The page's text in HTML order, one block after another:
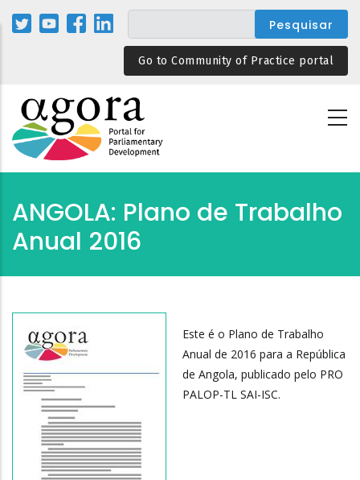
Passar
para
Go to Community of Practice portal
ANGOLA: Plano de Trabalho
Anual 2016
Este é o Plano de Trabalho
Anual de 2016 para a República
de Angola, publicado pelo PRO
PALOP-TL SAI-ISC.